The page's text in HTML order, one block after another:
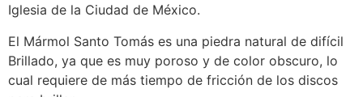
Iglesia de la Ciudad de México.
El Mármol Santo Tomás es una piedra natural de difícil
Brillado, ya que es muy poroso y de color obscuro, lo
cual requiere de más tiempo de fricción de los discos